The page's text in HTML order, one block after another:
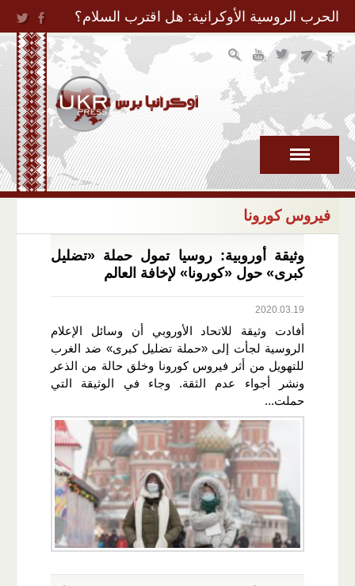
Jump to Navigation
الحرب الروسية الأوكرانية: هل اقترب السلام؟
فيروس كورونا
وثيقة أوروبية: روسيا تمول حملة «تضليل
كبرى» حول «كورونا» لإخافة العالم
2020.03.19
أفادت وثيقة للاتحاد الأوروبي أن وسائل الإعلام
الروسية لجأت إلى «حملة تضليل كبرى» ضد الغرب
للتهويل من أثر فيروس كورونا وخلق حالة من الذعر
ونشر أجواء عدم الثقة. وجاء في الوثيقة التي
حملت...